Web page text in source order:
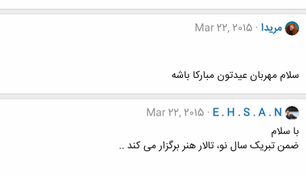
مریدا Mar 22, 2015
سلام مهربان عیدتون مبارکا باشه
E . H . S . A . N
Mar 22, 2015
با سلام
ضمن تبریک سال نو، تالار هنر برگزار می کند ..